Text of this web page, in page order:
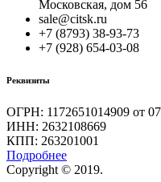
Московская, дом 56
sale@citsk.ru
+7 (8793) 38-93-73
+7 (928) 654-03-08
Реквизиты
ОГРН: 1172651014909 от
ИНН: 2632108669
КПП: 263201001
Подробнее
Copyright © 2019.